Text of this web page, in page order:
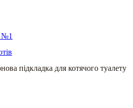
№1
підкладка для котячого туалету